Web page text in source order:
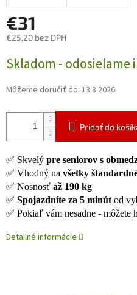
€31
€25,20 bez DPH
cena:
Skladom - odosielame
Môžeme doručiť do: 13.8.2026
Pridať do
✅ Skvelý pre seniorov s
✅ Vhodný na všetky
✅ Nosnosť až 190 kg
✅ Spojazdníte za 5 minútod
✅ Pokiaľ vám nesadne - môžete
Detailné informácie